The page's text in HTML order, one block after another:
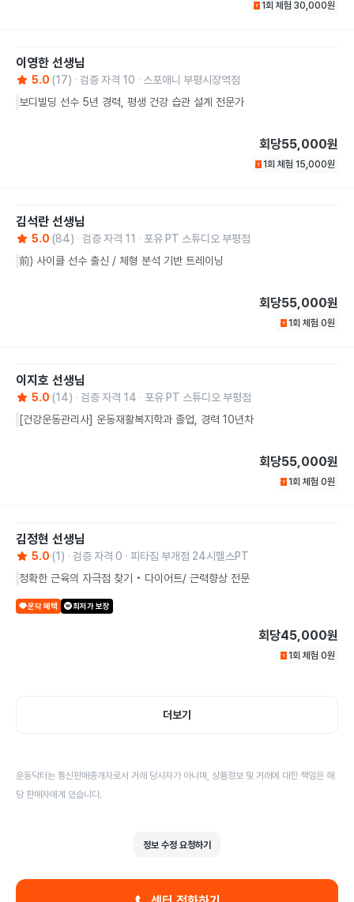
1회 체험 30,000원
이영한 선생님
5.0 (17) 검증 자격 10
스포애니 부평시장역점
보디빌딩 선수 5년 경력, 평생 건강 습관 설계 전문가
회당55,000원
1회 체험 15,000원
김석란 선생님
5.0 (84) 검증 자격 11
포유 PT 스튜디오 부평점
前) 사이클 선수 출신 / 체형 분석 기반 트레이닝
회당55,000원
1회 체험 0원
이지호 선생님
5.0 (14) 검증 자격 14
포유 PT 스튜디오 부평점
[건강운동관리사] 운동재활복지학과 졸업, 경력 10년차
회당55,000원
1회 체험 0원
김정현 선생님
5.0 (1 ) 검증 자격 0
피타짐 부개점 24시헬스PT
정확한 근육의 자극점 찾기 • 다이어트/ 근력향상 전문
운닥 혜택 최저가 보장
회당45,000원
1회 체험 0원
더보기
운동닥터는 통신판매중개자로서 거래 당사자가 아니며, 상품정보 및 거래에 대한 책임은 해
당 판매자에게 있습니다.
정보 수정 요청하기